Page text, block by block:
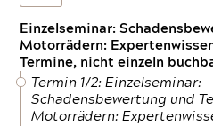
Einzelseminar:
Motorrädern:
Termine, nicht einzeln
Termin 1/2: Einzelseminar:
Schadensbewertung und
Motorrädern: